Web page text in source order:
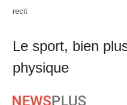
Author
recit
Le sport, bien
physique